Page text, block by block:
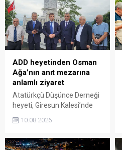
ADD heyetinden Osman
Ağa’nın anıt mezarına
anlamlı ziyaret
Atatürkçü Düşünce Derneği
heyeti, Giresun Kalesi’nde
Ağa’nın anıt mezarını
47. Gönüllü Giresun
10.08.2026